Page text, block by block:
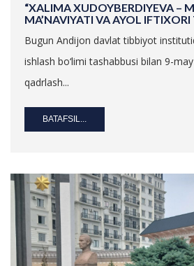
“XALIMA XUDOYBERDIYEVA –
MA’NAVIYATI VA AYOL
Bugun Andijon davlat tibbiyot
ishlash bo‘limi tashabbusi bilan 9-
qadrlash...
BATAFSIL...